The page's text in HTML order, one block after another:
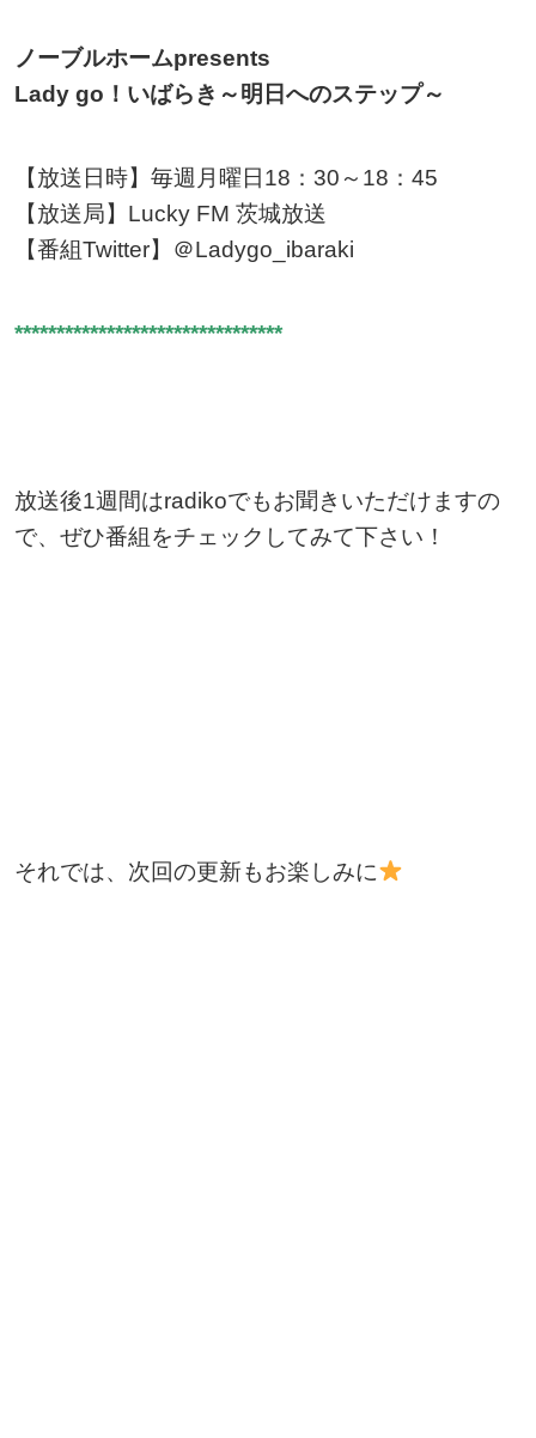
ノーブルホームpresents
Lady go！いばらき～明日へのステップ～
【放送日時】毎週月曜日18：30～18：45
【放送局】Lucky FM 茨城放送
【番組Twitter】＠Ladygo_ibaraki
********************************
放送後1週間はradikoでもお聞きいただけますの
で、ぜひ番組をチェックしてみて下さい！
それでは、次回の更新もお楽しみに